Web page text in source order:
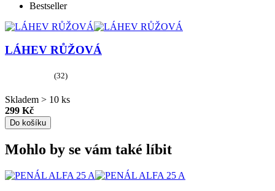
Bestseller
LÁHEV RŮŽOVÁ
(32)
Skladem > 10 ks
299 Kč
Do košíku
Mohlo by se vám také líbit